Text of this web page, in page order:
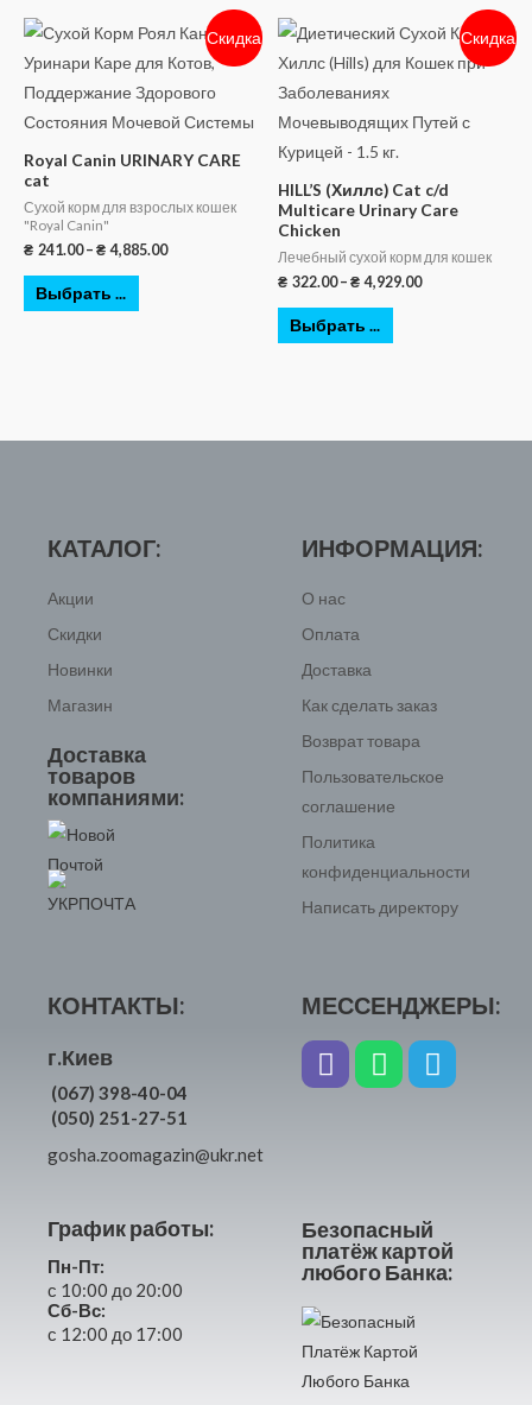
Скидка
Royal Canin URINARY CARE
cat
Сухой корм для взрослых кошек
"Royal Canin"
₴ 241.00– ₴ 4,885.00
Выбрать ...
Скидка
HILL’S (Хиллс) Cat c/d
Multicare Urinary Care
Chicken
Лечебный сухой корм для кошек
₴ 322.00– ₴ 4,929.00
Выбрать ...
КАТАЛОГ:
Акции
Скидки
Новинки
Магазин
Доставка
товаров
компаниями:
ИНФОРМАЦИЯ:
О нас
Оплата
Доставка
Как сделать заказ
Возврат товара
Пользовательское
соглашение
Политика
конфиденциальности
Написать директору
КОНТАКТЫ:
г.Киев
(067) 398-40-04
(050) 251-27-51
gosha.zoomagazin@ukr.net
График работы:
Пн-Пт:
с 10:00 до 20:00
Сб-Вс:
с 12:00 до 17:00
МЕССЕНДЖЕРЫ:
Безопасный
платёж картой
любого Банка: